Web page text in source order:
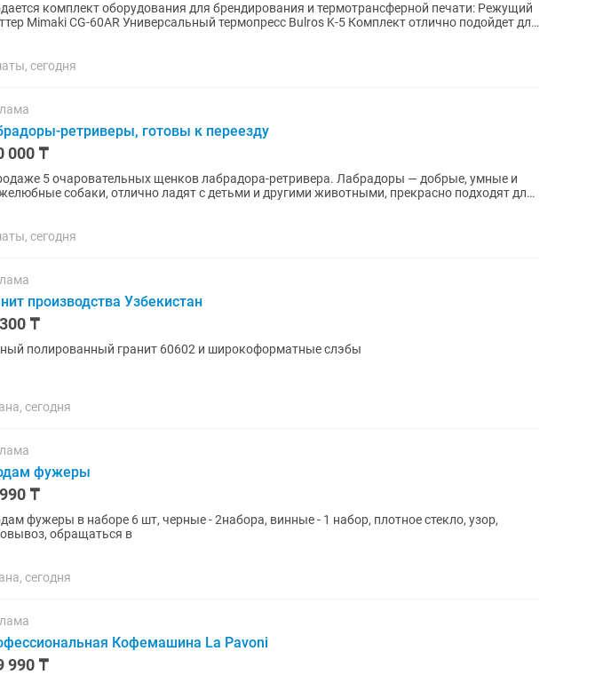
комплект оборудования для брендирования и термотрансферной печати: Режущий
60AR Универсальный термопресс Bulros K-5 Комплект отлично подойдет для
сегодня
ретриверы, готовы к переезду
000 ₸
5 очаровательных щенков лабрадора-ретривера. Лабрадоры — добрые, умные и
собаки, отлично ладят с детьми и другими животными, прекрасно подходят для
сегодня
производства Узбекистан
₸
полированный гранит 60602 и широкоформатные слэбы
сегодня
фужеры
₸
фужеры в наборе 6 шт, черные - 2набора, винные - 1 набор, плотное стекло, узор,
обращаться в
сегодня
Кофемашина La Pavoni
990 ₸